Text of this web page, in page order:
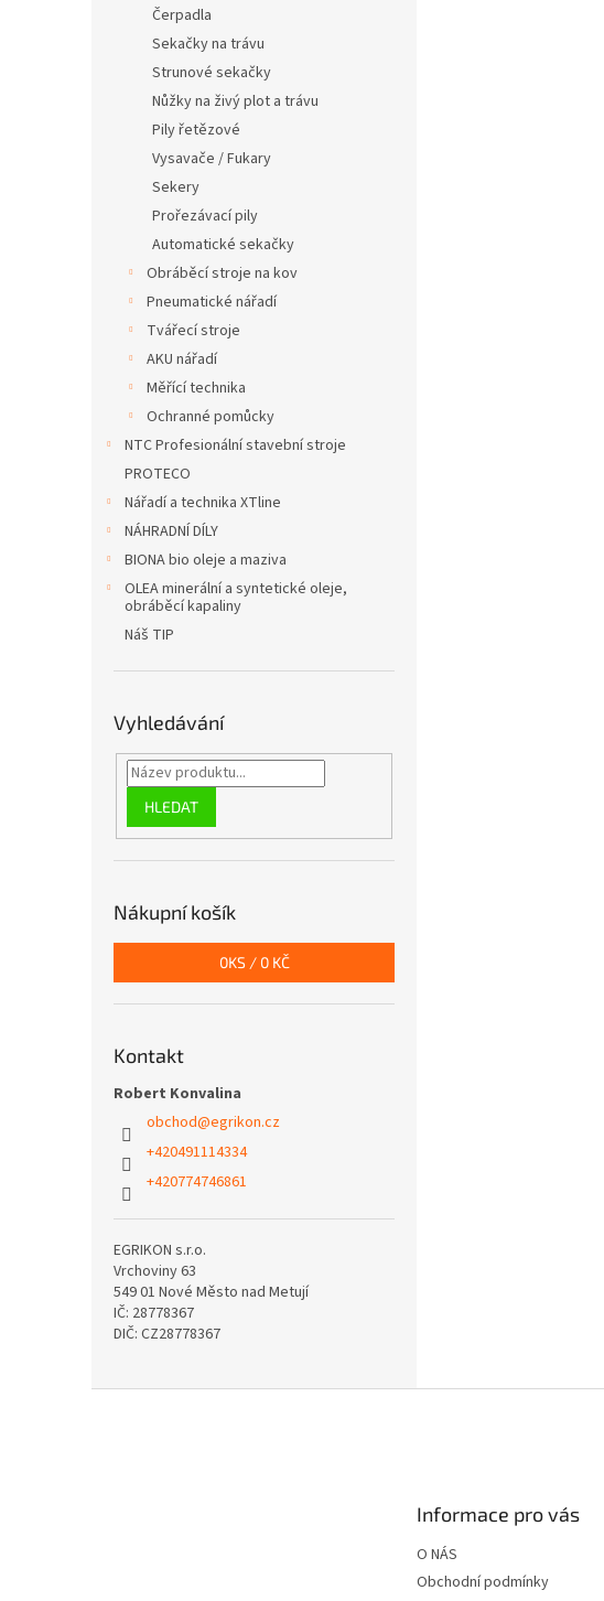
Čerpadla
Sekačky na trávu
Strunové sekačky
Nůžky na živý plot a trávu
Pily řetězové
Vysavače / Fukary
Sekery
Prořezávací pily
Automatické sekačky
Obráběcí stroje na kov
Pneumatické nářadí
Tvářecí stroje
AKU nářadí
Měřící technika
Ochranné pomůcky
NTC Profesionální stavební stroje
PROTECO
Nářadí a technika XTline
NÁHRADNÍ DÍLY
BIONA bio oleje a maziva
OLEA minerální a syntetické oleje,
obráběcí kapaliny
Náš TIP
Vyhledávání
HLEDAT
Nákupní košík
0KS / 0 KČ
Kontakt
Robert Konvalina
obchod@egrikon.cz
+420491114334
+420774746861
EGRIKON s.r.o.
Vrchoviny 63
549 01 Nové Město nad Metují
IČ: 28778367
DIČ: CZ28778367
Informace pro vás
O NÁS
Obchodní podmínky